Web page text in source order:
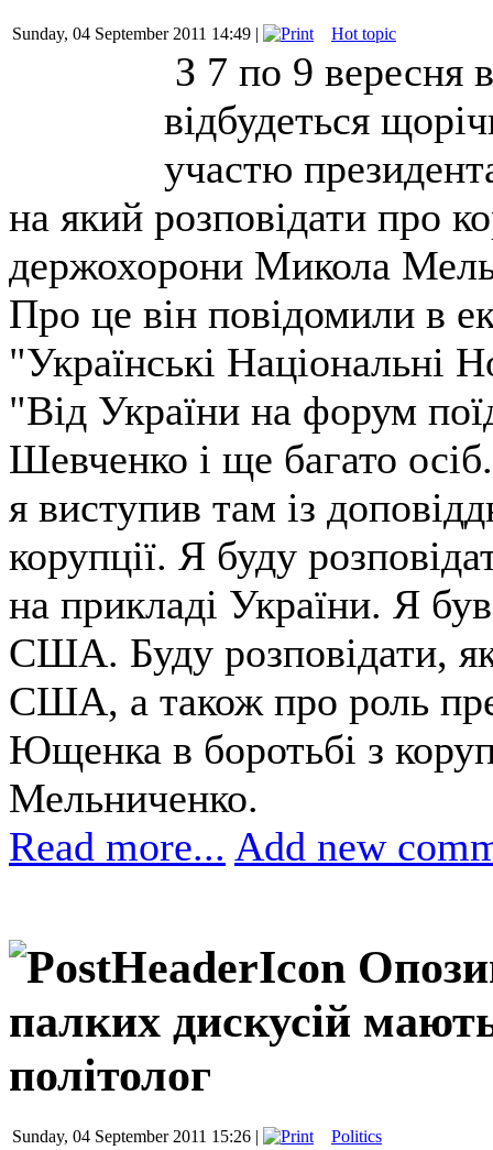
Sunday, 04 September 2011 14:49 | Hot topic
З 7 по 9 вересня
відбудеться
участю
на який розповідати про
держохорони Микола
Про це він повідомили в
"Українські Національні
"Від України на форум
Шевченко і ще багато
я виступив там із
корупції. Я буду
на прикладі України. Я
США. Буду розповідати, як
США, а також про роль
Ющенка в боротьбі з
Мельниченко.
Read more... Add new
палких дискусій
політолог
Sunday, 04 September 2011 15:26 | Politics